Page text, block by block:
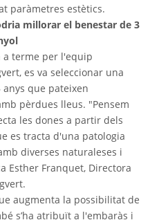
paràmetres estètics.
millorar el benestar de 3
a terme per l'equip
es va seleccionar una
que pateixen
pèrdues lleus. "Pensem
les dones a partir dels
es tracta d'una patologia
diverses naturaleses i
Esther Franquet, Directora
augmenta la possibilitat de
s’ha atribuït a l'embaràs i